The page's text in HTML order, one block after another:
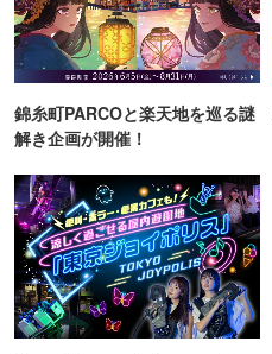
錦糸町PARCOと楽天地を巡る謎
解き企画が開催！